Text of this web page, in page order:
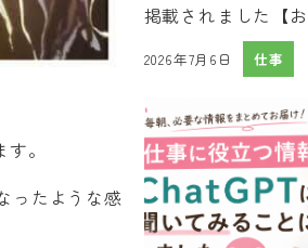
。
ったような感
掲載されました【お
投稿日
2026年7月6日 仕事